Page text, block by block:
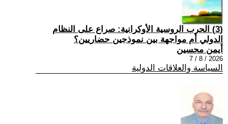
(3) الحرب الروسية الأوكرانية: صراع على النظام
الدولي أم مواجهة بين نموذجين حضاريين؟
أيمن محسين
2026 / 8 / 7
السياسة والعلاقات الدولية